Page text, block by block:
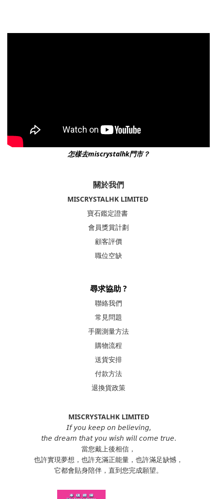
怎樣去miscrystalhk門市？
關於我們
MISCRYSTALHK LIMITED
寶石鑑定證書
會員獎賞計劃
顧客評價
職位空缺
尋求協助 ?
聯絡我們
常見問題
手圍測量方法
購物流程
送貨安排
付款方法
退換貨政策
MISCRYSTALHK LIMITED
𝘐𝘧 𝘺𝘰𝘶 𝘬𝘦𝘦𝘱 𝘰𝘯 𝘣𝘦𝘭𝘪𝘦𝘷𝘪𝘯𝘨,
𝘵𝘩𝘦 𝘥𝘳𝘦𝘢𝘮 𝘵𝘩𝘢𝘵 𝘺𝘰𝘶 𝘸𝘪𝘴𝘩 𝘸𝘪𝘭𝘭 𝘤𝘰𝘮𝘦 𝘵𝘳𝘶𝘦.
當您戴上後相信，
也許實現夢想，也許充滿正能量，也許滿足缺憾，
它都會貼身陪伴，直到您完成願望。